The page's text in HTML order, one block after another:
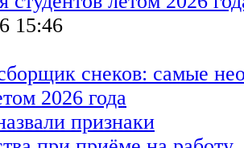
15:46
снеков: самые
2026 года